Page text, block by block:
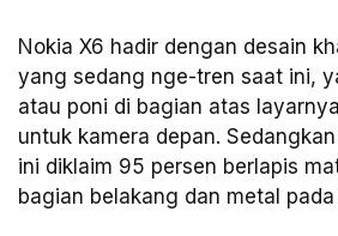
Nokia X6 hadir dengan desain
yang sedang nge-tren saat ini,
atau poni di bagian atas
untuk kamera depan.
ini diklaim 95 persen berlapis
bagian belakang dan metal